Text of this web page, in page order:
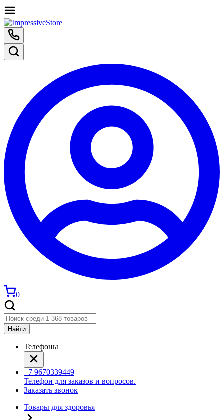
0
Найти
Телефоны
+7 9670339449
Телефон для заказов и вопросов.
Заказать звонок
Товары для здоровья